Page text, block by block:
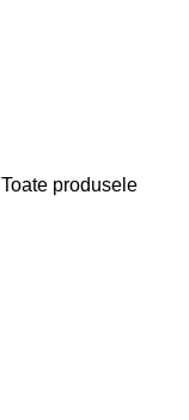
Toate produsele